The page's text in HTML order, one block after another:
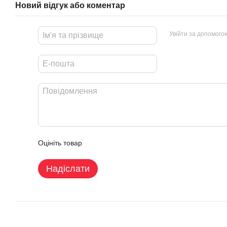
Новий відгук або коментар
Увійти за
Оцініть товар
Надіслати